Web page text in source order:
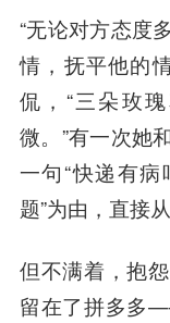
“无论对方态度
情，抚平他的
侃，“三朵玫
微。”有一次她
一句“快递有病
题”为由，直接
但不满着，抱
留在了拼多多